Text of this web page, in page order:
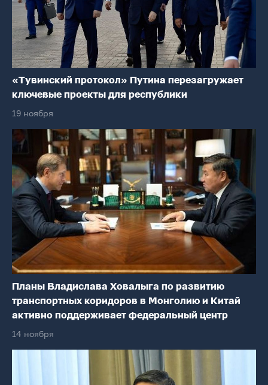
«Тувинский протокол» Путина перезагружает
ключевые проекты для республики
19 ноября
Планы Владислава Ховалыга по развитию
транспортных коридоров в Монголию и Китай
активно поддерживает федеральный центр
14 ноября